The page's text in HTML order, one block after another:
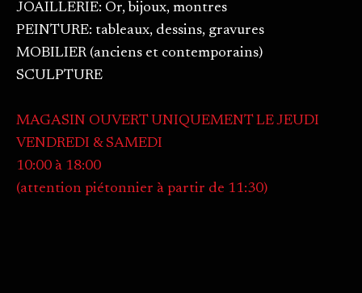
JOAILLERIE: Or, bijoux, montres
PEINTURE: tableaux, dessins, gravures
MOBILIER (anciens et contemporains)
SCULPTURE
MAGASIN OUVERT UNIQUEMENT LE JEUDI
VENDREDI & SAMEDI
10:00 à 18:00
(attention piétonnier à partir de 11:30)